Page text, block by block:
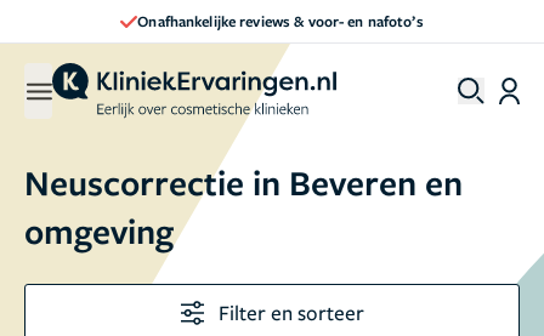
Onafhankelijke reviews & voor- en nafoto’s
Neuscorrectie in Beveren en
omgeving
Filter en sorteer